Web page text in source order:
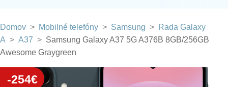
Domov > Mobilné telefóny > Samsung > Rada Galaxy
A > A37 > Samsung Galaxy A37 5G A376B 8GB/256GB
Awesome Graygreen
-254€